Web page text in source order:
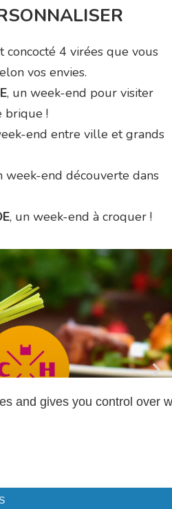
concocté 4 virées que vous
vos envies.
, un week-end pour visiter
brique !
end entre ville et grands
week-end découverte dans
, un week-end à croquer !
VIRÉE
and gives you control over